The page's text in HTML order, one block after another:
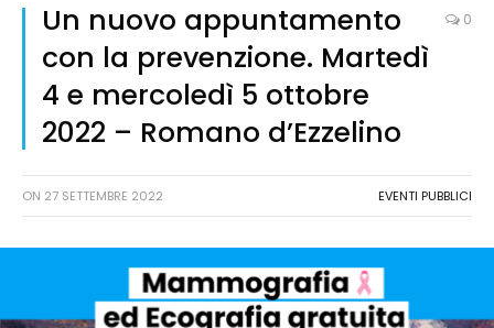
Un nuovo appuntamento
con la prevenzione. Martedì
4 e mercoledì 5 ottobre
2022 – Romano d’Ezzelino
0
ON 27 SETTEMBRE 2022 EVENTI PUBBLICI